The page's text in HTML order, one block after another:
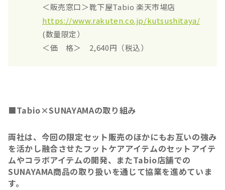
＜販売窓口＞靴下屋Tabio 楽天市場店
https://www.rakuten.co.jp/kutsushitaya/
(数量限定）
＜価 格＞ 2,640円（税込）
■Tabio×SUNAYAMAの取り組み
両社は、今回の限定セット販売のほかにもお互いの強み
を活かし融合させたフットケアアイテムのセットアイテ
ムやコラボアイテムの開発、またTabio店舗での
SUNAYAMA商品の取り扱いを通じて協業を進めていま
す。